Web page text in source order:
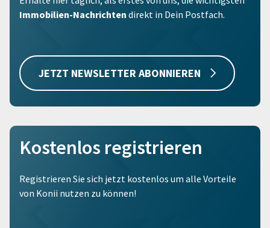
Immobilien-Nachrichten direkt in Dein Postfach.
JETZT NEWSLETTER ABONNIEREN
Kostenlos registrieren
Registrieren Sie sich jetzt kostenlos um alle Vorteile
von Konii nutzen zu können!